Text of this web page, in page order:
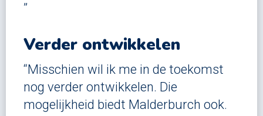
”
Verder ontwikkelen
“Misschien wil ik me in de toekomst
nog verder ontwikkelen. Die
mogelijkheid biedt Malderburch ook.